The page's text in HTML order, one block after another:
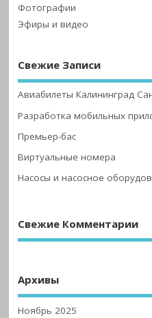
Фотографии
Эфиры и видео
Свежие Записи
Авиабилеты Калининград
Разработка мобильных
Премьер-бас
Виртуальные номера
Насосы и насосное
Свежие Комментарии
Архивы
Ноябрь 2025